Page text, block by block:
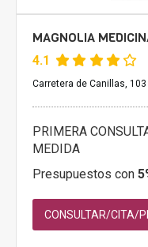
MAGNOLIA
4.1
Carretera de Canillas, 103
PRIMERA
MEDIDA
Presupuestos con
CONSULTAR/CITA/